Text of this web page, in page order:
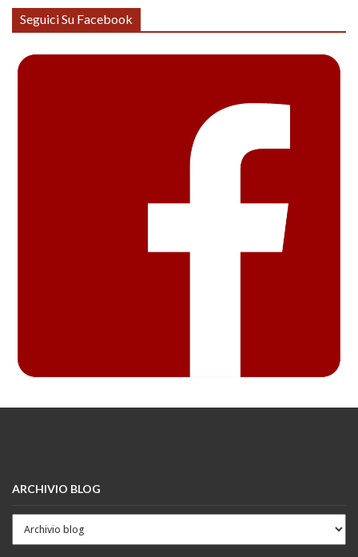
Seguici Su Facebook
ARCHIVIO BLOG